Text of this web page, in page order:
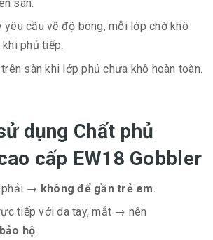
sàn.
cầu về độ bóng, mỗi lớp chờ khô
phủ tiếp.
sàn khi lớp phủ chưa khô hoàn toàn.
dụng Chất phủ
cấp EW18 Gobbler
phải → không để gần trẻ em
tiếp với da tay, mắt → nên
hộ.